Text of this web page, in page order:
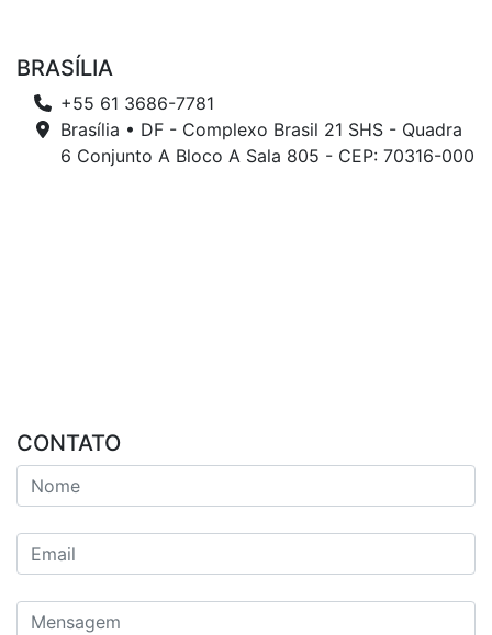
BRASÍLIA
+55 61 3686-7781
Brasília • DF - Complexo Brasil 21 SHS - Quadra
6 Conjunto A Bloco A Sala 805 - CEP: 70316-000
CONTATO